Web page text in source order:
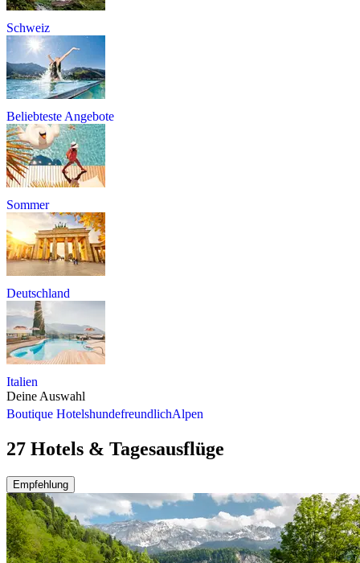
Schweiz
Beliebteste Angebote
Sommer
Deutschland
Italien
Deine Auswahl
Boutique HotelshundefreundlichAlpen
27 Hotels & Tagesausflüge
Empfehlung